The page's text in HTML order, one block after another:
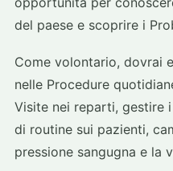
del paese e scoprire i
Come volontario, dovrai
nelle Procedure
Visite nei reparti, gestire
di routine sui pazienti,
pressione sangugna e la